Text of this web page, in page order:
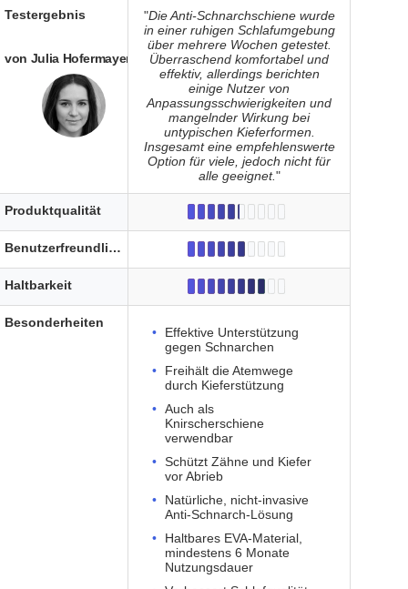
"Die Anti-Schnarchschiene wurde
in einer ruhigen Schlafumgebung
über mehrere Wochen getestet.
Überraschend komfortabel und
effektiv, allerdings berichten
einige Nutzer von
Anpassungsschwierigkeiten und
mangelnder Wirkung bei
untypischen Kieferformen.
Insgesamt eine empfehlenswerte
Option für viele, jedoch nicht für
alle geeignet."
Effektive Unterstützung
gegen Schnarchen
Freihält die Atemwege
durch Kieferstützung
Auch als
Knirscherschiene
verwendbar
Schützt Zähne und Kiefer
vor Abrieb
Natürliche, nicht-invasive
Anti-Schnarch-Lösung
Haltbares EVA-Material,
mindestens 6 Monate
Nutzungsdauer
Testergebnis
von Julia Hofermayer
Produktqualität
Benutzerfreundlichkeit
Haltbarkeit
Besonderheiten